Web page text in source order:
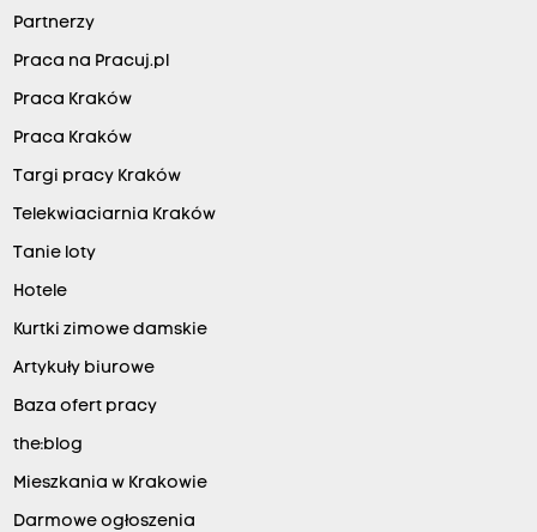
Partnerzy
Praca na Pracuj.pl
Praca Kraków
Praca Kraków
Targi pracy Kraków
Telekwiaciarnia Kraków
Tanie loty
Hotele
Kurtki zimowe damskie
Artykuły biurowe
Baza ofert pracy
the:blog
Mieszkania w Krakowie
Darmowe ogłoszenia